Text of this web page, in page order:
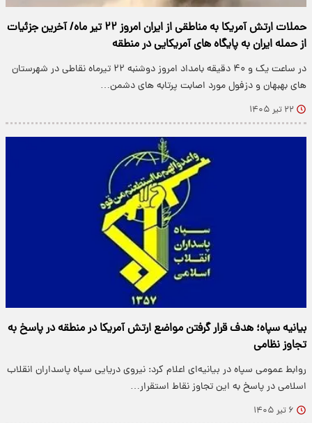
حملات ارتش آمریکا به مناطقی از ایران امروز ۲۲ تیر ماه/ آخرین جزئیات
از حمله ایران به پایگاه های آمریکایی در منطقه
در ساعت یک و ۴۰ دقیقه بامداد امروز دوشنبه ۲۲ تیرماه نقاطی در شهرستان
های بهبهان و دزفول مورد اصابت پرتابه های دشمن…
۲۲ تیر ۱۴۰۵
بیانیه سپاه؛ هدف قرار گرفتن مواضع ارتش آمریکا در منطقه در پاسخ به
تجاوز نظامی
روابط عمومی سپاه در بیانیه‌ای اعلام کرد: نیروی دریایی سپاه پاسداران انقلاب
اسلامی در پاسخ به این تجاوز نقاط استقرار…
۶ تیر ۱۴۰۵